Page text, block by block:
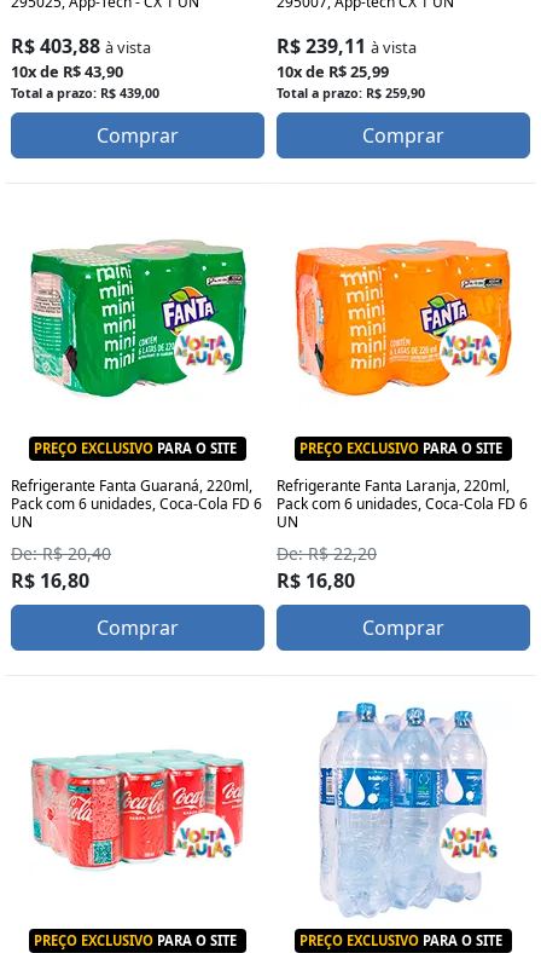
R$ 403,88 à vista
10x de R$ 43,90
Total a prazo: R$ 439,00
Comprar
R$ 239,11 à vista
10x de R$ 25,99
Total a prazo: R$ 259,90
Comprar
PREÇO EXCLUSIVO PARA O SITE
Refrigerante Fanta Guaraná, 220ml,
Pack com 6 unidades, Coca-Cola FD 6
UN
De: R$ 20,40
R$ 16,80
Comprar
PREÇO EXCLUSIVO PARA O SITE
Refrigerante Fanta Laranja, 220ml,
Pack com 6 unidades, Coca-Cola FD 6
UN
De: R$ 22,20
R$ 16,80
Comprar
PREÇO EXCLUSIVO PARA O SITE PREÇO EXCLUSIVO PARA O SITE